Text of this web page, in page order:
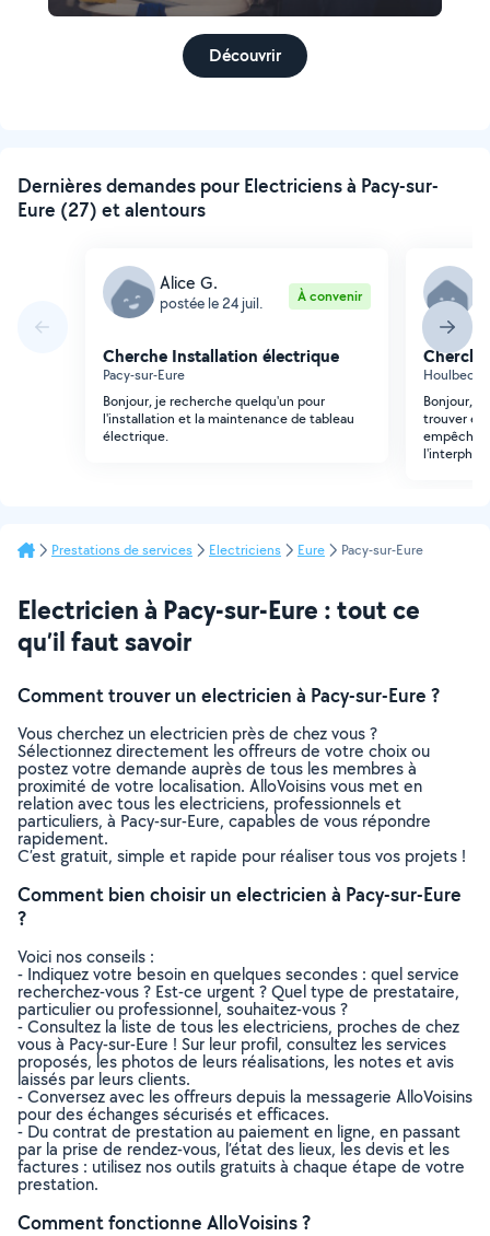
Découvrir
Dernières demandes pour Electriciens à Pacy-sur-
Eure (27) et alentours
Alice G.
postée le 24 juil. À convenir
Cherche Installation électrique
Pacy-sur-Eure
Bonjour, je recherche quelqu'un pour
l'installation et la maintenance de tableau
électrique.
Houlbec-
Bonjour,
trouver et
empêche
Prestations de services Electriciens Eure Pacy-sur-Eure
Electricien à Pacy-sur-Eure : tout ce
qu’il faut savoir
Comment trouver un electricien à Pacy-sur-Eure ?
Vous cherchez un electricien près de chez vous ?
Sélectionnez directement les offreurs de votre choix ou
postez votre demande auprès de tous les membres à
proximité de votre localisation. AlloVoisins vous met en
relation avec tous les electriciens, professionnels et
particuliers, à Pacy-sur-Eure, capables de vous répondre
rapidement.
C’est gratuit, simple et rapide pour réaliser tous vos projets !
Comment bien choisir un electricien à Pacy-sur-Eure
?
Voici nos conseils :
- Indiquez votre besoin en quelques secondes : quel service
recherchez-vous ? Est-ce urgent ? Quel type de prestataire,
particulier ou professionnel, souhaitez-vous ?
- Consultez la liste de tous les electriciens, proches de chez
vous à Pacy-sur-Eure ! Sur leur profil, consultez les services
proposés, les photos de leurs réalisations, les notes et avis
laissés par leurs clients.
- Conversez avec les offreurs depuis la messagerie AlloVoisins
pour des échanges sécurisés et efficaces.
- Du contrat de prestation au paiement en ligne, en passant
par la prise de rendez-vous, l’état des lieux, les devis et les
factures : utilisez nos outils gratuits à chaque étape de votre
prestation.
Comment fonctionne AlloVoisins ?